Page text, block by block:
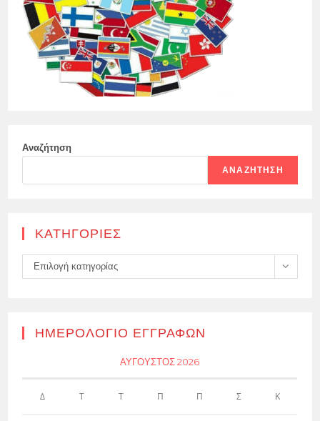
Αναζήτηση
ΑΝΑΖΉΤΗΣΗ
KΑΤΗΓΟΡΊΕΣ
Kατηγορίες
Επιλογή κατηγορίας
ΗΜΕΡΟΛΌΓΙΟ ΕΓΓΡΑΦΏΝ
ΑΎΓΟΥΣΤΟΣ 2026
Δ Τ Τ Π Π Σ Κ